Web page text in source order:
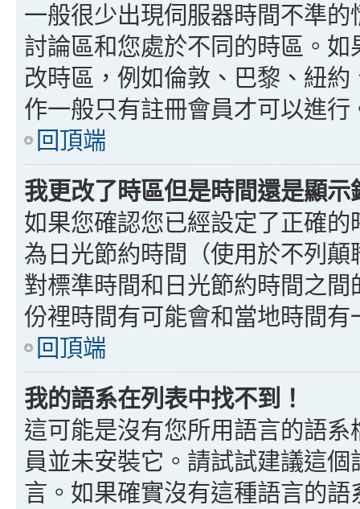
一般很少出現伺服器時間不準
討論區和您處於不同的時區。
改時區，例如倫敦、巴黎、紐
作一般只有註冊會員才可以進
回頂端
我更改了時區但是時間還是顯示
如果您確認您已經設定了正確
為日光節約時間（使用於不列
對標準時間和日光節約時間之
份裡時間有可能會和當地時間
回頂端
我的語系在列表中找不到！
這可能是沒有您所用語言的語
員並未安裝它。請試試建議這
言。如果確實沒有這種語言的